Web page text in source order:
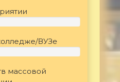
ВУЗе
массовой